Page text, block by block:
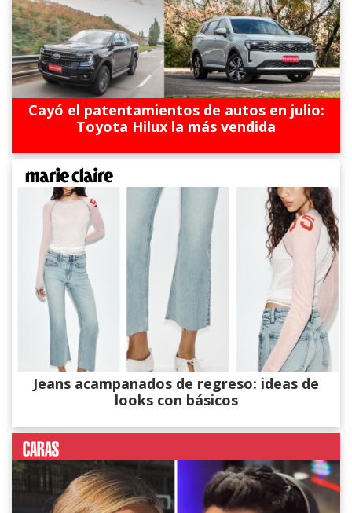
Cayó el patentamientos de autos en julio:
Toyota Hilux la más vendida
Jeans acampanados de regreso: ideas de
looks con básicos